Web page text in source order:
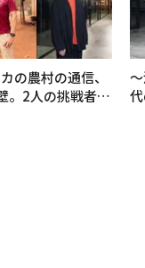
の農村の通信、
。2人の挑戦者が